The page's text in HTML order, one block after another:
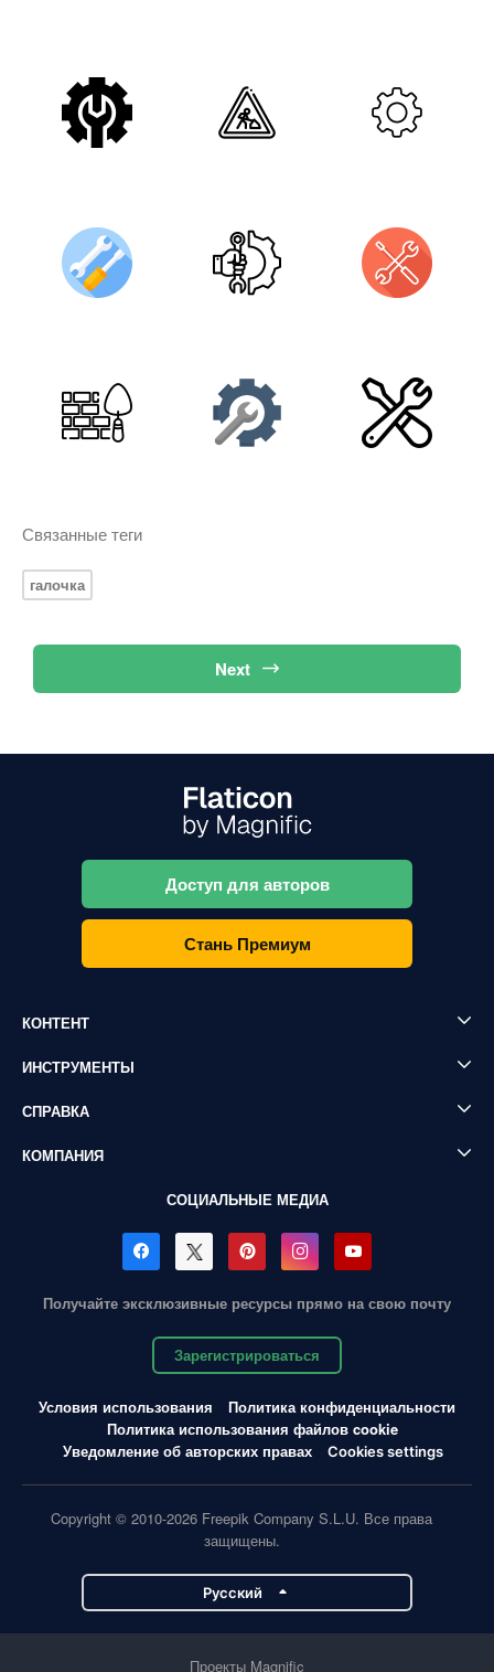
Связанные теги
галочка
Next
Доступ для авторов
Стань Премиум
КОНТЕНТ
ИНСТРУМЕНТЫ
СПРАВКА
КОМПАНИЯ
СОЦИАЛЬНЫЕ МЕДИА
Получайте эксклюзивные ресурсы прямо на свою почту
Зарегистрироваться
Условия использования
Политика конфиденциальности
Политика использования файлов cookie
Уведомление об авторских правах
Cookies settings
Copyright © 2010-2026 Freepik Company S.L.U. Все права
защищены.
Pусский
Проекты Magnific